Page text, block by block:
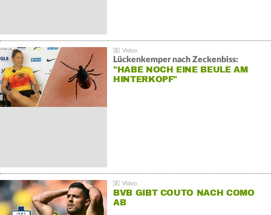
Lückenkemper nach Zeckenbiss:
"HABE NOCH EINE BEULE AM
HINTERKOPF"
BVB GIBT COUTO NACH COMO
AB